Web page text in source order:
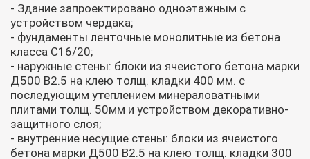
- Здание запроектировано одноэтажным с
устройством чердака;
- фундаменты ленточные монолитные из бетона
класса С16/20;
- наружные стены: блоки из ячеистого бетона марки
Д500 В2.5 на клею толщ. кладки 400 мм. с
последующим утеплением минераловатными
плитами толщ. 50мм и устройством декоративно-
защитного слоя;
- внутренние несущие стены: блоки из ячеистого
бетона марки Д500 В2.5 на клею толщ. кладки 300